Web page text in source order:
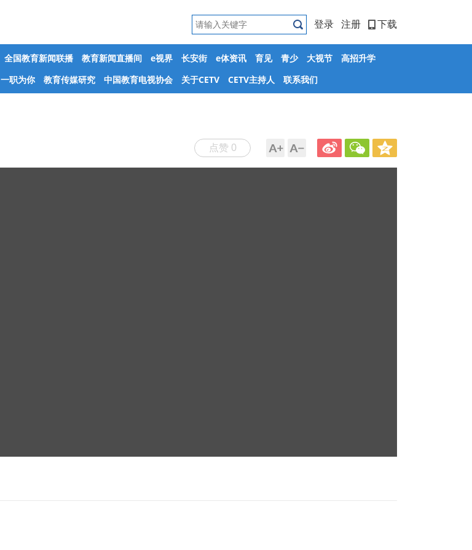
登录 注册 下载
全国教育新闻联播 教育新闻直播间 e视界 长安街 e体资讯 育见 青少 大视节
高招升学
一职为你 教育传媒研究 中国教育电视协会 关于CETV CETV主持人 联系我们
点赞 0